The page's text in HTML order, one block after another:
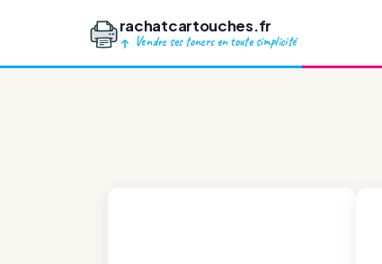
rachatcartouches.fr
Vendre ses toners en toute simplicité